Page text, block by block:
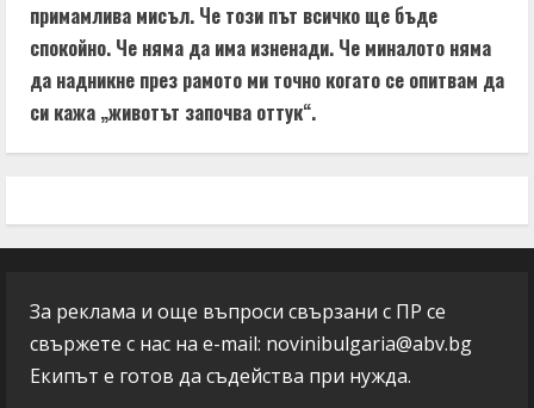
примамлива мисъл. Че този път всичко ще бъде
спокойно. Че няма да има изненади. Че миналото няма
да надникне през рамото ми точно когато се опитвам да
си кажа „животът започва оттук“.
За реклама и още въпроси свързани с ПР се
свържете с нас на e-mail: novinibulgaria@abv.bg
Екипът е готов да съдейства при нужда.